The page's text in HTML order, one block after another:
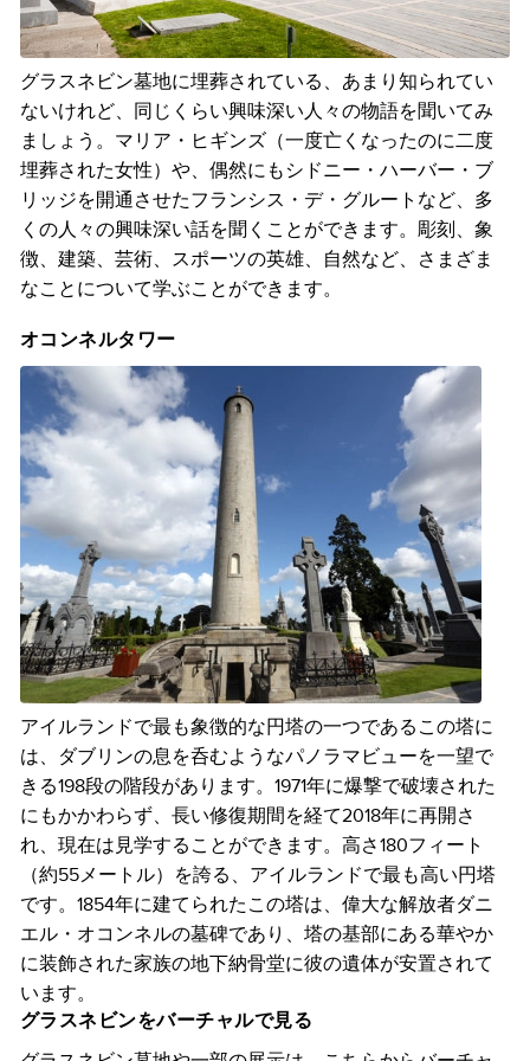
グラスネビン墓地に埋葬されている、あまり知られてい
ないけれど、同じくらい興味深い人々の物語を聞いてみ
ましょう。マリア・ヒギンズ（一度亡くなったのに二度
埋葬された女性）や、偶然にもシドニー・ハーバー・ブ
リッジを開通させたフランシス・デ・グルートなど、多
くの人々の興味深い話を聞くことができます。彫刻、象
徴、建築、芸術、スポーツの英雄、自然など、さまざま
なことについて学ぶことができます。
オコンネルタワー
アイルランドで最も象徴的な円塔の一つであるこの塔に
は、ダブリンの息を呑むようなパノラマビューを一望で
きる198段の階段があります。1971年に爆撃で破壊された
にもかかわらず、長い修復期間を経て2018年に再開さ
れ、現在は見学することができます。高さ180フィート
（約55メートル）を誇る、アイルランドで最も高い円塔
です。1854年に建てられたこの塔は、偉大な解放者ダニ
エル・オコンネルの墓碑であり、塔の基部にある華やか
に装飾された家族の地下納骨堂に彼の遺体が安置されて
います。
グラスネビンをバーチャルで見る